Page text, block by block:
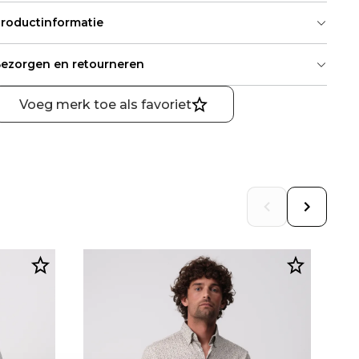
en retourneren
Voeg merk toe als favoriet